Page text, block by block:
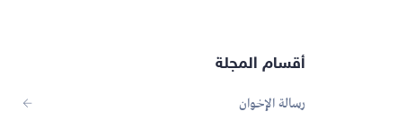
أقسام المجلة
رسالة الإخوان